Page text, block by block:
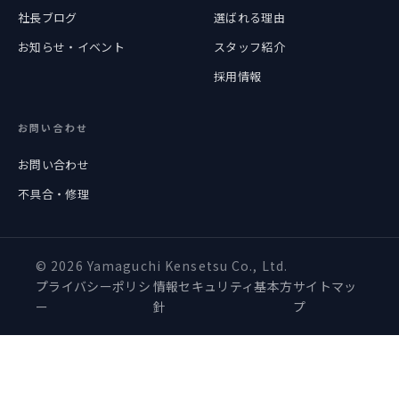
社長ブログ
お知らせ・イベント
選ばれる理由
スタッフ紹介
採用情報
お問い合わせ
お問い合わせ
不具合・修理
© 2026 Yamaguchi Kensetsu Co., Ltd.
プライバシーポリシ
ー
情報セキュリティ基本方
針
サイトマッ
プ